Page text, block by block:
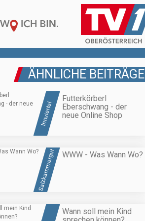
ÄHNLICHE BEITRÄGE
Innviertel
Futterkörberl
Eberschwang - der
neue Online Shop
Salzkammergut WWW - Was Wann Wo?
Wann soll mein Kind